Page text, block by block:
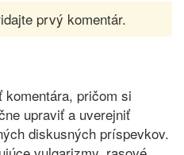
prvý komentár.
komentára, pričom si
upraviť a uverejniť
diskusných príspevkov.